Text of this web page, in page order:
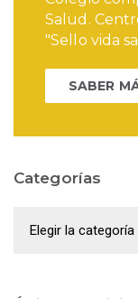
Salud.
"Sello vida
SABER
Categorías